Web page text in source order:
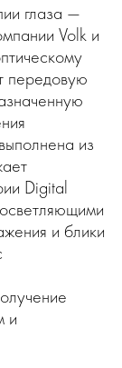
глаза —
Volk и
передовую
из
Digital
и блики
и